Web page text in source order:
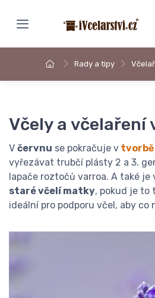
Rady a tipy
Včely a včelaření
V červnu se pokračuje v
vyřezávat trubčí plásty 2 a 3.
lapače roztočů varroa. A také je
staré včelí matky, pokud je to
ideální pro podporu včel, aby co